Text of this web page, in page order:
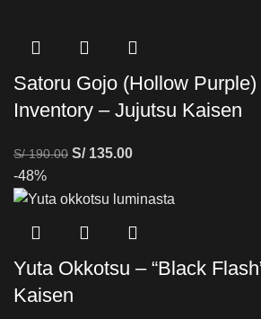
Satoru Gojo (Hollow
Inventory – Jujutsu Kaisen
S/190.00 S/135.00
-48%
Yuta Okkotsu – “Black
Kaisen